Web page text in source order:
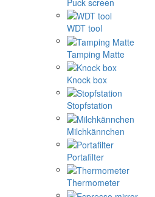
Puck screen
WDT tool
Tamping Matte
Knock box
Stopfstation
Milchkännchen
Portafilter
Thermometer